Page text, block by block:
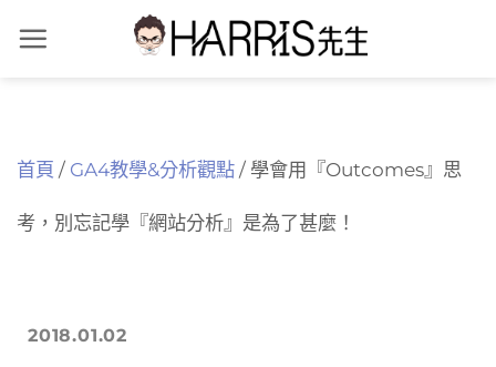
Skip
首頁 / GA4教學&分析觀點/ 學會用『Outcomes』思
考，別忘記學『網站分析』是為了甚麼！
2018.01.02